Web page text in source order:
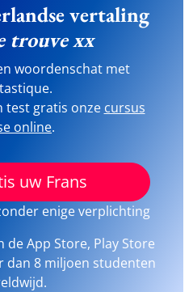
vertaling
trouve xx
woordenschat met
test gratis onze cursus
online.
uw Frans
enige verplichting
de App Store, Play Store
dan 8 miljoen studenten